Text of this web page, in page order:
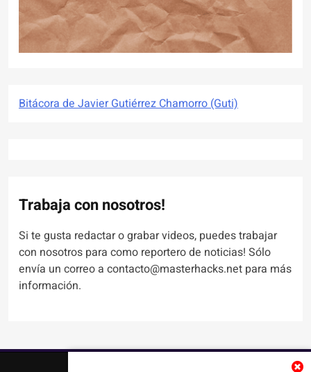
Bitácora de Javier Gutiérrez Chamorro (Guti)
Trabaja con nosotros!
Si te gusta redactar o grabar videos, puedes trabajar
con nosotros para como reportero de noticias! Sólo
envía un correo a contacto@masterhacks.net para más
información.